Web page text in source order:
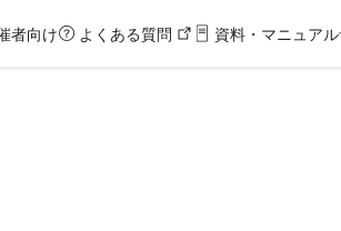
者向け よくある質問 資料・マニュアル